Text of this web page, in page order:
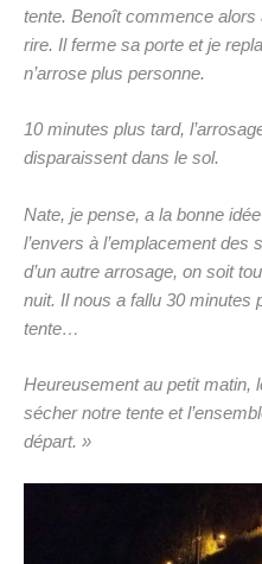
tente. Benoît commence alors
rire. Il ferme sa porte et je
n’arrose plus personne.
10 minutes plus tard,
disparaissent dans le sol.
Nate, je pense, a la bonne
l’envers à l’emplacement des
d’un autre arrosage, on soit
nuit. Il nous a fallu 30 minutes
tente…
Heureusement au petit matin,
sécher notre tente et
départ. »